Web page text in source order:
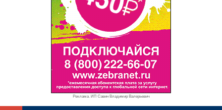
Реклама. ИП Савин Владимир Валерьевич